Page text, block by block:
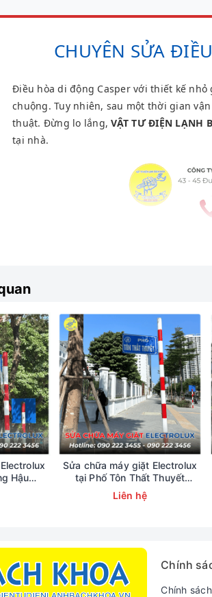
CHUYÊN SỬA
Điều hòa di động Casper với thiết kế
chuộng. Tuy nhiên, sau một thời gian
thuật. Đừng lo lắng,VẬT TƯ ĐIỆN LẠNH
tại nhà.
Điều hòa di động Casper báo lỗi
Máy cắm điện nhưng không
Hậu
Sửa chữa máy giặt Electrolux
tại Phố Tôn Thất Thuyết
0902223456
Liên hệ
Chính
Chính